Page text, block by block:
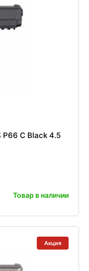
P66 C Black 4.5
Товар в наличии
Акция